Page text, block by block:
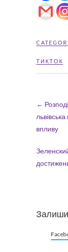
ТИКТОК
←
впливу